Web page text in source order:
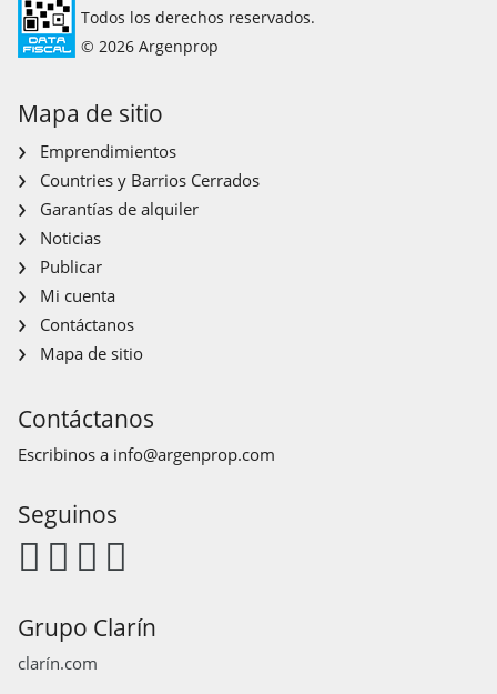
Todos los derechos reservados.
© 2026 Argenprop
Mapa de sitio
Emprendimientos
Countries y Barrios Cerrados
Garantías de alquiler
Noticias
Publicar
Mi cuenta
Contáctanos
Mapa de sitio
Contáctanos
Escribinos a info@argenprop.com
Seguinos
Grupo Clarín
clarín.com